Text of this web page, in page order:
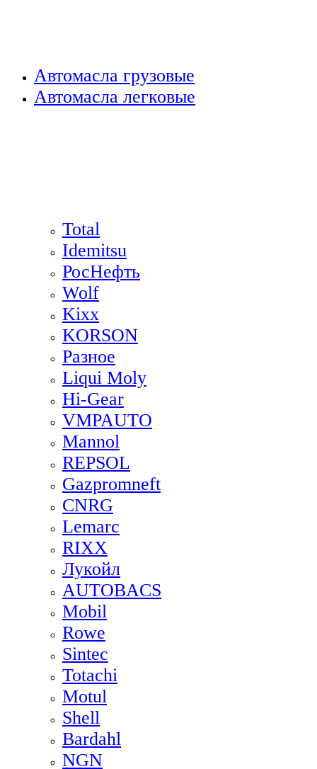
Автомасла грузовые
Автомасла легковые
Total
Idemitsu
РосНефть
Wolf
Kixx
KORSON
Разное
Liqui Moly
Hi-Gear
VMPAUTO
Mannol
REPSOL
Gazpromneft
CNRG
Lemarc
RIXX
Лукойл
AUTOBACS
Mobil
Rowe
Sintec
Totachi
Motul
Shell
Bardahl
NGN